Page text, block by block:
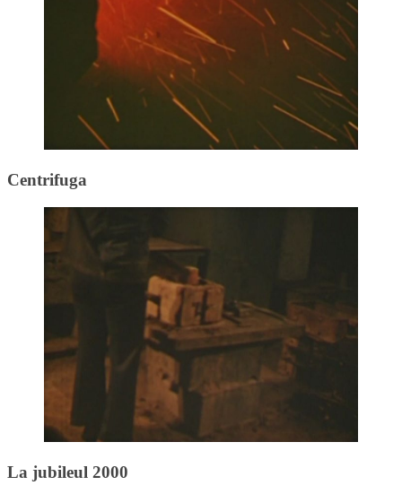
Centrifuga
La jubileul 2000